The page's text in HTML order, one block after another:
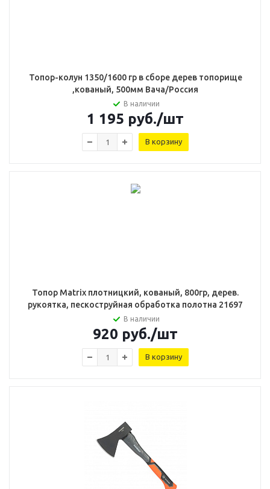
Топор-колун 1350/1600 гр в сборе дерев топорище
,кованый, 500мм Вача/Россия
В наличии
1 195 руб./шт
В корзину
Топор Matrix плотницкий, кованый, 800гр, дерев.
рукоятка, пескоструйная обработка полотна 21697
В наличии
920 руб./шт
В корзину